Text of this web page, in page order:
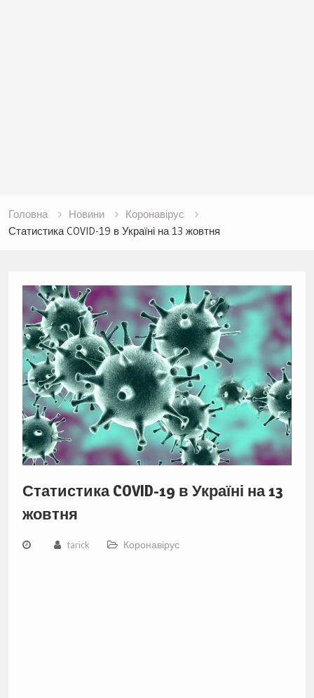
Головна Новини
Коронавірус
Статистика COVID-19 в Україні на 13 жовтня
Статистика COVID-19 в Україні на 13
жовтня
tarick Коронавірус